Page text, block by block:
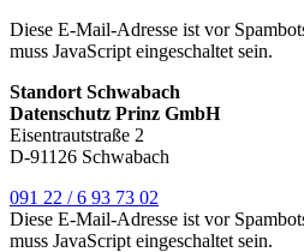
Diese E-Mail-Adresse ist vor
muss JavaScript eingeschaltet sein.
Standort Schwabach
Datenschutz Prinz GmbH
Eisentrautstraße 2
D-91126 Schwabach
091 22 / 6 93 73 02
Diese E-Mail-Adresse ist vor
muss JavaScript eingeschaltet sein.